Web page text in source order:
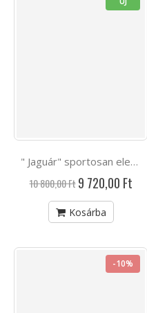
" Jaguár" sportosan elegáns, férfi bőröv
10 800,00 Ft Akciós
ár
9 720,00 Ft
Kosárba
-10%